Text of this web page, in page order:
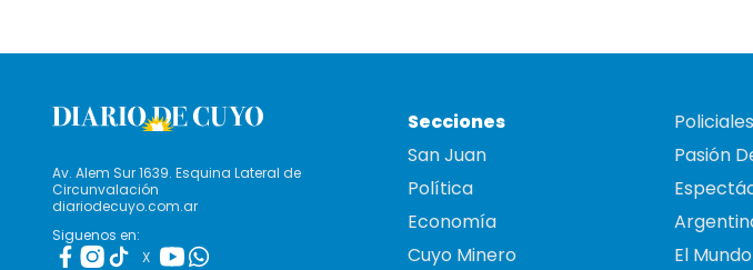
Av. Alem Sur 1639. Esquina Lateral de
Circunvalación
diariodecuyo.com.ar
Siguenos en:
X
Secciones
San Juan
Política
Economía
Cuyo Minero
Policiales
Pasión
El Mundo